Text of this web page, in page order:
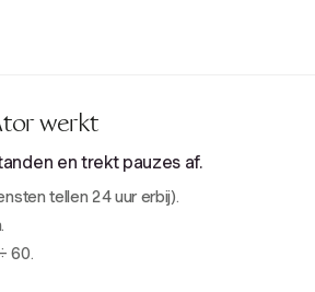
werkt
en trekt pauzes af.
tellen 24 uur erbij).
60.